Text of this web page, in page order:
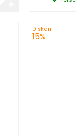
Diskon
15%